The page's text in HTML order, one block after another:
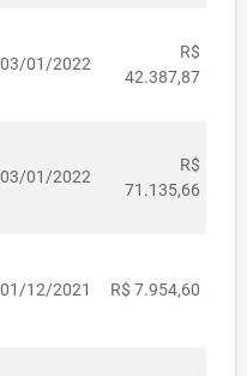
03/01/2022
R$
42.387,87
03/01/2022
R$
71.135,66
01/12/2021 R$ 7.954,60